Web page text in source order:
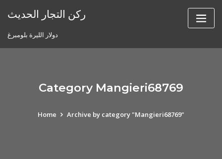
ركن التجار الحديث
دولار الليرة بلومبرغ
Category Mangieri68769
Home Archive by category "Mangieri68769"